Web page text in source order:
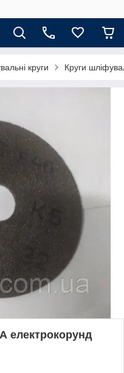
круги Круги
електрокорунд